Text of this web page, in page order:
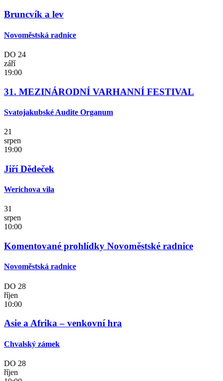
Bruncvík a lev
Novoměstská radnice
DO 24
září
19:00
31. MEZINÁRODNÍ VARHANNÍ FESTIVAL
Svatojakubské Audite Organum
21
srpen
19:00
Jiří Dědeček
Werichova vila
31
srpen
10:00
Komentované prohlídky Novoměstské radnice
Novoměstská radnice
DO 28
říjen
10:00
Asie a Afrika – venkovní hra
Chvalský zámek
DO 28
říjen